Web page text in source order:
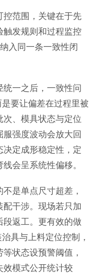
范围，关键在于先
发规则和过程监控
入同一条一致性闭
一之后，一致性问
要让偏差在过程里被
、模具状态与定位
强度波动会放大回
定成形稳定性，定
会呈系统性偏移。
是单点尺寸超差，
干涉。现场若只加
返工。更有效的做
具与上料定位控制，
状态设预警阈值，
效模式公开统计较